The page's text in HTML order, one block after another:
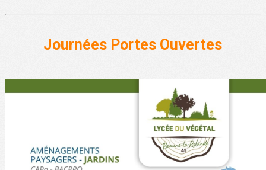
Journées Portes Ouvertes